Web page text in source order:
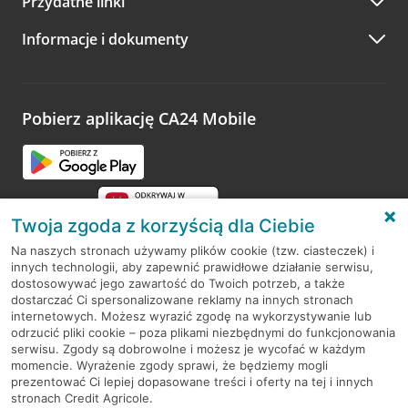
A po wizycie…
Zachęcamy do podzielenia się z nami opinią o wizycie.
opinie.
Informacje i dokumenty
Pobierz aplikację CA24 Mobile
RODO
Regulamin serwisu
Mapa serwisu
PolitykaCookies
Twoja zgoda z korzyścią dla Ciebie
Na naszych stronach używamy plików cookie (tzw. ciasteczek) i
innych technologii, aby zapewnić prawidłowe działanie serwisu,
dostosowywać jego zawartość do Twoich potrzeb, a także
dostarczać Ci spersonalizowane reklamy na innych stronach
internetowych. Możesz wyrazić zgodę na wykorzystywanie lub
odrzucić pliki cookie – poza plikami niezbędnymi do funkcjonowania
serwisu. Zgody są dobrowolne i możesz je wycofać w każdym
momencie. Wyrażenie zgody sprawi, że będziemy mogli
prezentować Ci lepiej dopasowane treści i oferty na tej i innych
stronach Credit Agricole.